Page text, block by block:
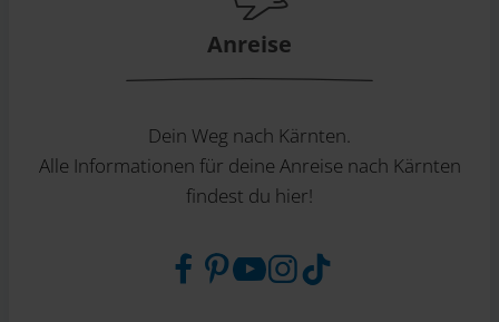
Anreise
Dein Weg nach Kärnten.
Alle Informationen für deine Anreise nach Kärnten
findest du hier!